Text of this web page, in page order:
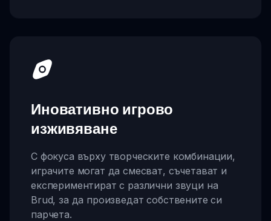
Иновативно игрово
изживяване
С фокуса върху творческите комбинации,
играчите могат да смесват, съчетават и
експериментират с различни звуци на
Brud, за да произведат собствените си
парчета.